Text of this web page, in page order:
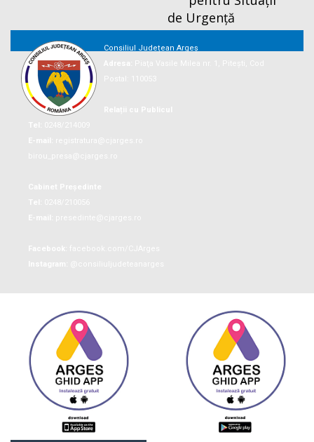
de Urgență
Consiliul Județean Argeș